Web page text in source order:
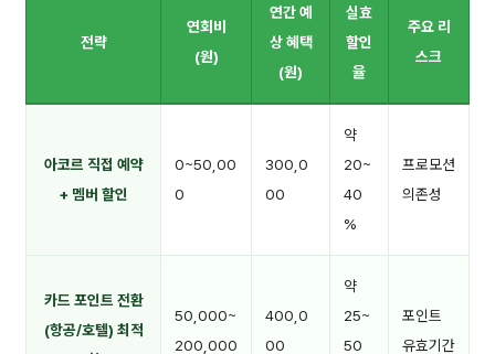
전략
연회비
(원)
연간 예
상 혜택
(원)
실효
할인
율
주요 리
스크
아코르 직접 예약
+ 멤버 할인
0~50,00
0
300,0
00
약
20~
40
%
프로모션
의존성
카드 포인트 전환
(항공/호텔) 최적
50,000~
200,000
400,0
00
약
25~
50
포인트
유효기간